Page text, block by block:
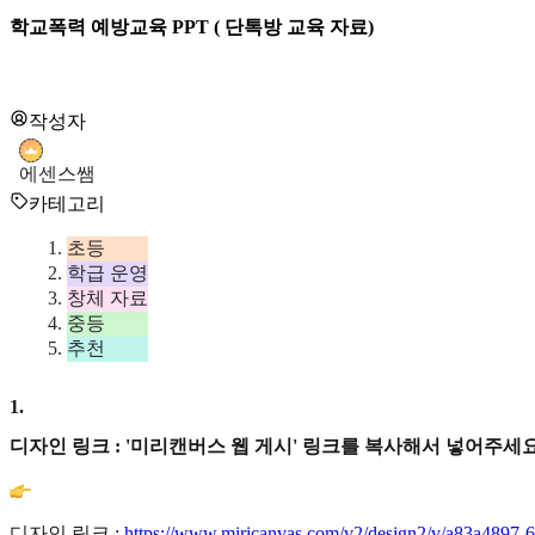
학교폭력 예방교육 PPT ( 단톡방 교육 자료)
작성자
에센스쌤
카테고리
초등
학급 운영
창체 자료
중등
추천
1.
디자인 링크 : '미리캔버스 웹 게시' 링크를 복사해서 넣어주세